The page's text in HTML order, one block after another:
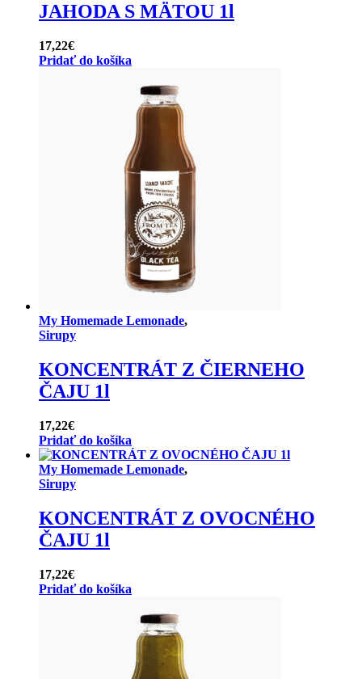
JAHODA S MÄTOU 1l
17,22€
Pridať do košíka
My Homemade Lemonade,
Sirupy
KONCENTRÁT Z ČIERNEHO
ČAJU 1l
17,22€
Pridať do košíka
My Homemade Lemonade,
Sirupy
KONCENTRÁT Z OVOCNÉHO
ČAJU 1l
17,22€
Pridať do košíka